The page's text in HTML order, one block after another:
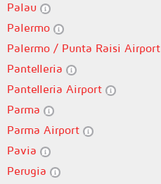
Palau
Palermo
Palermo / Punta Raisi Airport
Pantelleria
Pantelleria Airport
Parma
Parma Airport
Pavia
Perugia